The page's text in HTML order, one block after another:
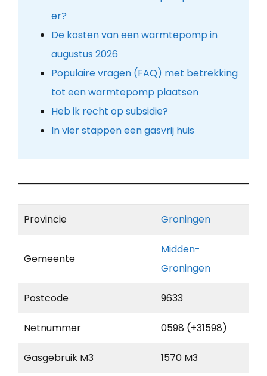
er?
De kosten van een warmtepomp in
augustus 2026
Populaire vragen (FAQ) met betrekking
tot een warmtepomp plaatsen
Heb ik recht op subsidie?
In vier stappen een gasvrij huis
Provincie Groningen
Gemeente
Midden-
Groningen
Postcode 9633
Netnummer 0598 (+31598)
Gasgebruik M3 1570 M3